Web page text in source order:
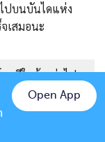
ปบนบันไดแห่ง
เสมอนะ
คดีในก้าวต่อไป
เร็จการศึกษานะ
Chat on LINE
Open App